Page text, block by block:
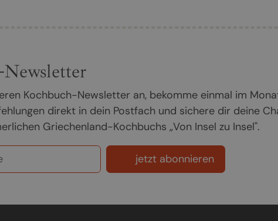
Kochbuch-Newsletter an, bekomme einmal im
direkt in dein Postfach und sichere dir deine
Griechenland-Kochbuchs „Von Insel zu Insel".
jetzt abonnieren